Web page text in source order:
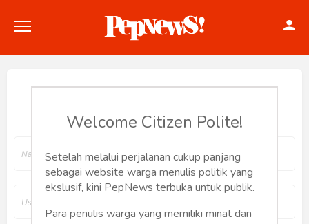
Politik
Konstitusi
Hankam
Welcome Citizen Polite!
Setelah melalui perjalanan cukup panjang
sebagai website warga menulis politik yang
ekslusif, kini PepNews terbuka untuk publik.
Para penulis warga yang memiliki minat dan